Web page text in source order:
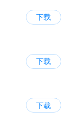
下载
下载
下载